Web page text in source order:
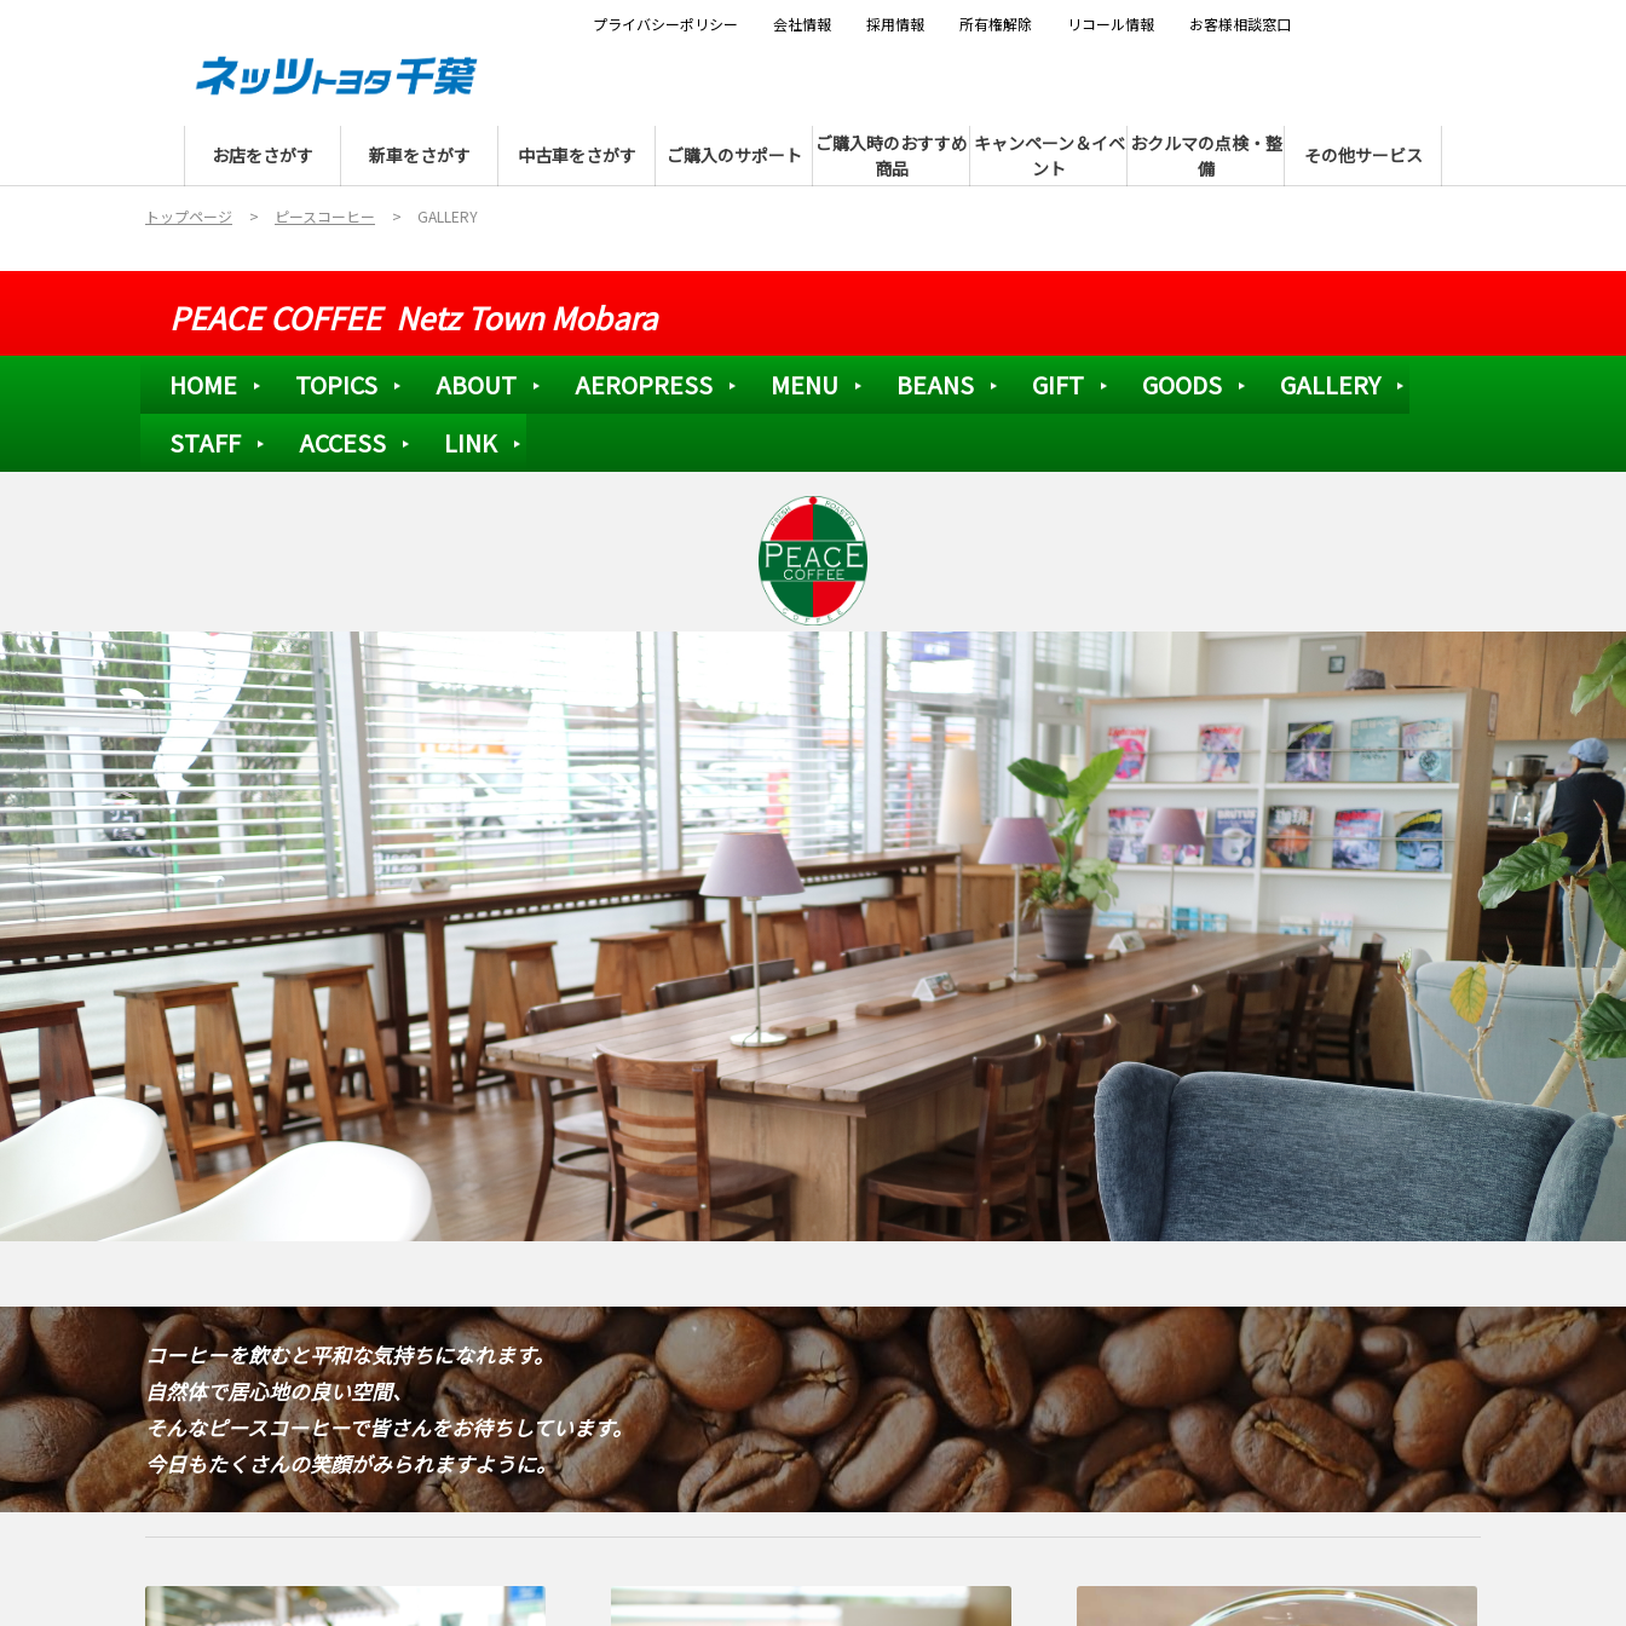
お店をさがす 新車をさがす 中古車をさがす ご購入のサポート
ご購入時のおすすめ
商品
キャンペーン＆イベ
ント
おクルマの点検・整
備
その他サービス
プライバシーポリシー 会社情報 採用情報 所有権解除 リコール情報 お客様相談窓口
トップページ ピースコーヒー GALLERY
PEACE COFFEE Netz Town Mobara
HOME TOPICS ABOUT AEROPRESS MENU BEANS GIFT GOODS
GALLERY
STAFF
ACCESS LINK
コーヒーを飲むと平和な気持ちになれます。
自然体で居心地の良い空間、
そんなピースコーヒーで皆さんをお待ちしています。
今日もたくさんの笑顔がみられますように。